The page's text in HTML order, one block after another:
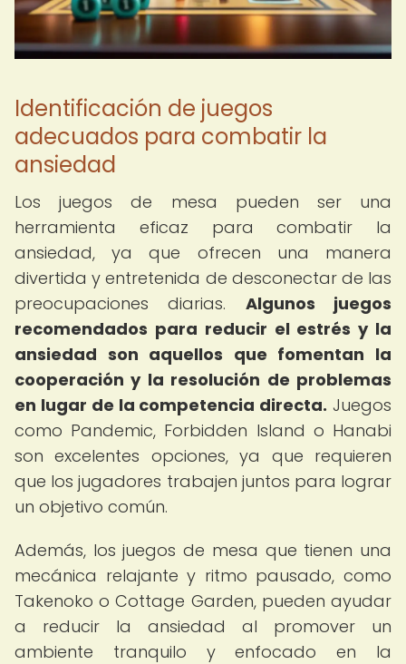
Identificación de juegos
adecuados para combatir la
ansiedad
Los juegos de mesa pueden ser una
herramienta eficaz para combatir la
ansiedad, ya que ofrecen una manera
divertida y entretenida de desconectar de las
preocupaciones diarias. Algunos juegos
recomendados para reducir el estrés y la
ansiedad son aquellos que fomentan la
cooperación y la resolución de problemas
en lugar de la competencia directa. Juegos
como Pandemic, Forbidden Island o Hanabi
son excelentes opciones, ya que requieren
que los jugadores trabajen juntos para lograr
un objetivo común.
Además, los juegos de mesa que tienen una
mecánica relajante y ritmo pausado, como
Takenoko o Cottage Garden, pueden ayudar
a reducir la ansiedad al promover un
ambiente tranquilo y enfocado en la